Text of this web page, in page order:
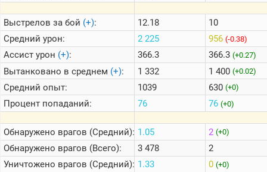
Выстрелов за бой (+):
Средний урон:
Ассист урон (+):
Вытанковано в среднем (+):
Средний опыт:
Процент попаданий:
Обнаружено врагов (Средний):
Обнаружено врагов (Всего):
Уничтожено врагов (Средний):
12.18
2 225
366.3
1 332
1039
76
1.05
3 478
1.33
10
956 (-0.38)
366.3 (+0.27)
1 400 (+0.02)
630 (+0)
76 (+0)
2 (+0)
2
0 (+0)